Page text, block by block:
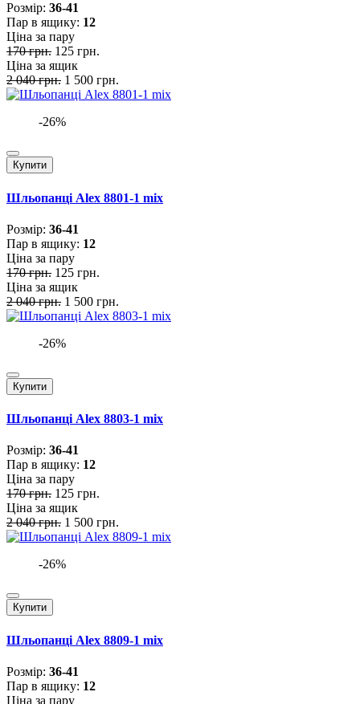
Розмiр: 36-41
Пар в ящику: 12
Ціна за пару
170 грн. 125 грн.
Ціна за ящик
2 040 грн. 1 500 грн.
-26%
Купити
Шльопанці Alex 8801-1 mix
Розмiр: 36-41
Пар в ящику: 12
Ціна за пару
170 грн. 125 грн.
Ціна за ящик
2 040 грн. 1 500 грн.
-26%
Купити
Шльопанці Alex 8803-1 mix
Розмiр: 36-41
Пар в ящику: 12
Ціна за пару
170 грн. 125 грн.
Ціна за ящик
2 040 грн. 1 500 грн.
-26%
Купити
Шльопанці Alex 8809-1 mix
Розмiр: 36-41
Пар в ящику: 12
Ціна за пару